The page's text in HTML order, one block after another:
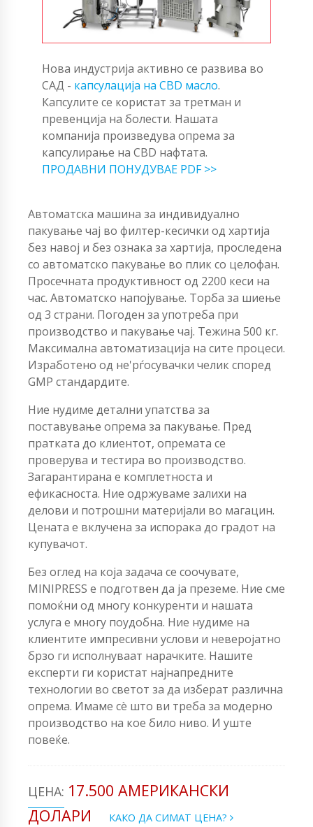
Нова индустрија активно се развива во
САД - капсулација на CBD масло.
Капсулите се користат за третман и
превенција на болести. Нашата
компанија произведува опрема за
капсулирање на CBD нафтата.
ПРОДАВНИ ПОНУДУВАЕ PDF >>
Автоматска машина за индивидуално
пакување чај во филтер-кесички од хартија
без навој и без ознака за хартија, проследена
со автоматско пакување во плик со целофан.
Просечната продуктивност од 2200 кеси на
час. Автоматско напојување. Торба за шиење
од 3 страни. Погоден за употреба при
производство и пакување чај. Тежина 500 кг.
Максимална автоматизација на сите процеси.
Изработено од не'рѓосувачки челик според
GMP стандардите.
Ние нудиме детални упатства за
поставување опрема за пакување. Пред
пратката до клиентот, опремата се
проверува и тестира во производство.
Загарантирана е комплетноста и
ефикасноста. Ние одржуваме залихи на
делови и потрошни материјали во магацин.
Цената е вклучена за испорака до градот на
купувачот.
Без оглед на која задача се соочувате,
MINIPRESS е подготвен да ја преземе. Ние сме
помоќни од многу конкуренти и нашата
услуга е многу поудобна. Ние нудиме на
клиентите импресивни услови и неверојатно
брзо ги исполнуваат нарачките. Нашите
експерти ги користат најнапредните
технологии во светот за да изберат различна
опрема. Имаме сè што ви треба за модерно
производство на кое било ниво. И уште
повеќе.
ЦЕНА: 17.500 АМЕРИКАНСКИ
ДОЛАРИ
КАКО ДА СИМАТ ЦЕНА?